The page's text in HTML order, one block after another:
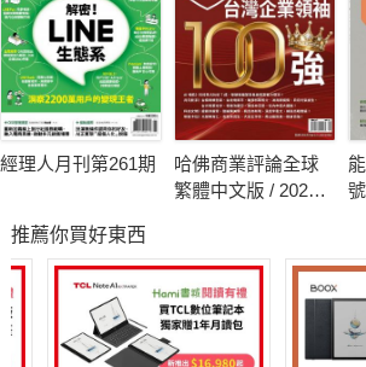
紛跟進。
其實許多消費者生活上的不便、工作上的困
人懂。市場上成千上萬的商品，有許多不能
動腦9月號「從消費者需求讀出好生意」，為
經理人月刊第261期
哈佛商業評論全球
繁體中文版 / 2026
號
推薦你買好東西